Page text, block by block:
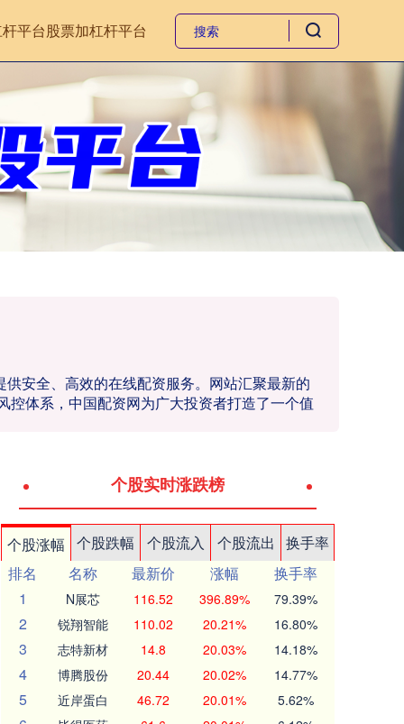
平台股票加杠杆平台
安全、高效的在线配资服务。网站汇聚最新的
体系，中国配资网为广大投资者打造了一个值
个股实时涨跌榜
个股涨幅 个股跌幅 个股流入 个股流出
换手率
排名
名称 最新价 涨幅
换手率
1
N展芯 116.52 396.89% 79.39%
2 锐翔智能 110.02 20.21% 16.80%
3 志特新材 14.8 20.03% 14.18%
4 博腾股份 20.44 20.02% 14.77%
5 近岸蛋白 46.72 20.01% 5.62%